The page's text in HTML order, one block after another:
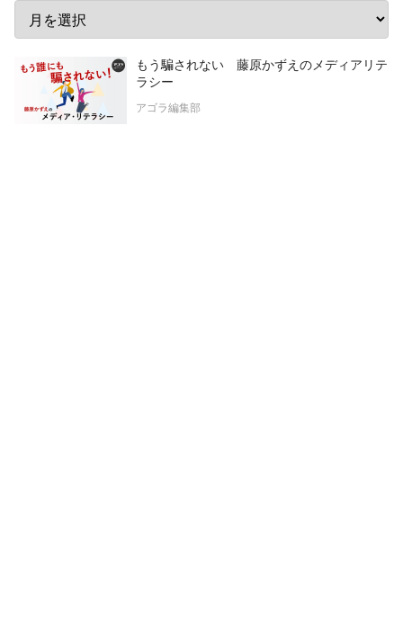
もう騙されない 藤原かずえのメディアリテ
ラシー
アゴラ編集部